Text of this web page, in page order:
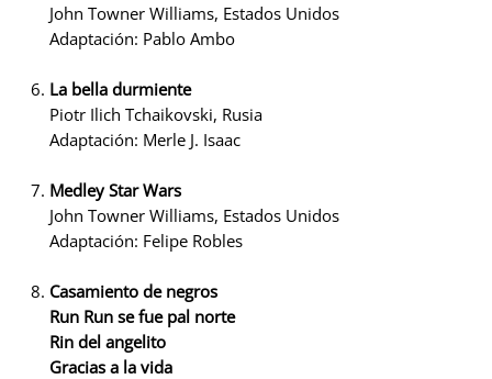
John Towner Williams, Estados Unidos
Adaptación: Pablo Ambo
La bella durmiente
Piotr Ilich Tchaikovski, Rusia
Adaptación: Merle J. Isaac
Medley Star Wars
John Towner Williams, Estados Unidos
Adaptación: Felipe Robles
Casamiento de negros
Run Run se fue pal norte
Rin del angelito
Gracias a la vida